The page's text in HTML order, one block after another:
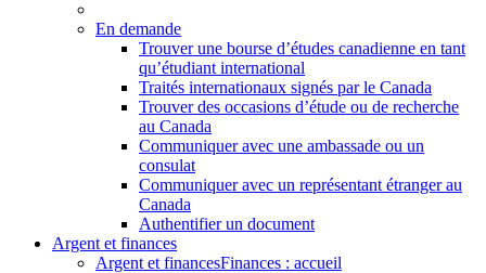
En demande
Trouver une bourse d’études canadienne en tant
qu’étudiant international
Traités internationaux signés par le Canada
Trouver des occasions d’étude ou de recherche
au Canada
Communiquer avec une ambassade ou un
consulat
Communiquer avec un représentant étranger au
Canada
Authentifier un document
Argent et finances
Argent et financesFinances : accueil